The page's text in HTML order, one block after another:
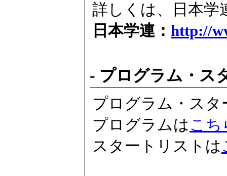
詳しくは、日本学
日本学連： http://
- プログラム・ス
プログラム・ス
プログラムはこち
スタートリストは